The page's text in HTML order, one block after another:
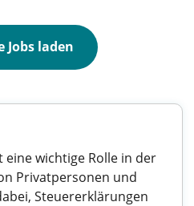
Jobs laden
wichtige Rolle in der
Privatpersonen und
Steuererklärungen